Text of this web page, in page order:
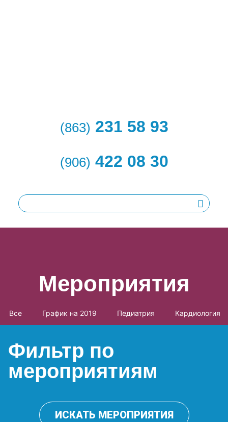
(863) 231 58 93
(906) 422 08 30
Мероприятия
Все График на 2019 Педиатрия Кардиология
Фильтр по
мероприятиям
ИСКАТЬ МЕРОПРИЯТИЯ